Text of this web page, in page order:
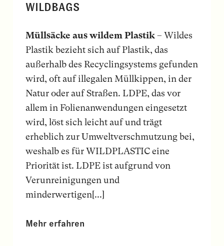
WILDBAGS
Müllsäcke aus wildem Plastik– Wildes
Plastik bezieht sich auf Plastik, das
außerhalb des Recyclingsystems gefunden
wird, oft auf illegalen Müllkippen, in der
Natur oder auf Straßen. LDPE, das vor
allem in Folienanwendungen eingesetzt
wird, löst sich leicht auf und trägt
erheblich zur Umweltverschmutzung bei,
weshalb es für WILDPLASTIC eine
Priorität ist. LDPE ist aufgrund von
Verunreinigungen und
minderwertigen[...]
Mehr erfahren